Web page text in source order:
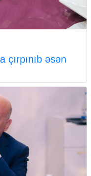
əsən